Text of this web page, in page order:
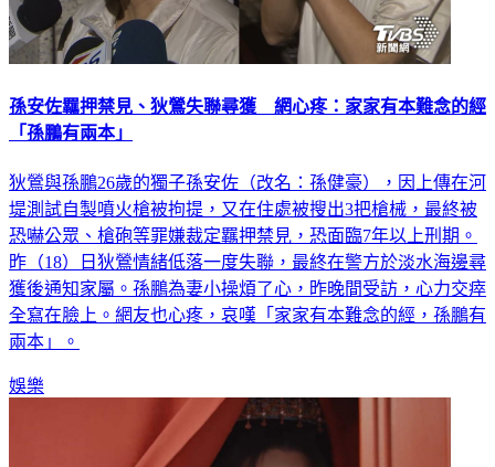
孫安佐羈押禁見、狄鶯失聯尋獲 網心疼：家家有本難念的經
「孫鵬有兩本」
狄鶯與孫鵬26歲的獨子孫安佐（改名：孫健豪），因上傳在河
堤測試自製噴火槍被拘提，又在住處被搜出3把槍械，最終被
恐嚇公眾、槍砲等罪嫌裁定羈押禁見，恐面臨7年以上刑期。
昨（18）日狄鶯情緒低落一度失聯，最終在警方於淡水海邊尋
獲後通知家屬。孫鵬為妻小操煩了心，昨晚間受訪，心力交瘁
全寫在臉上。網友也心疼，哀嘆「家家有本難念的經，孫鵬有
兩本」。
娛樂